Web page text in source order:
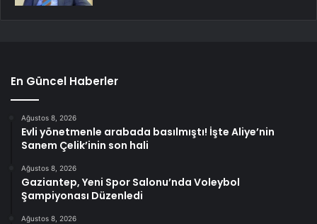
En Güncel Haberler
Ağustos 8, 2026
Evli yönetmenle arabada basılmıştı! İşte Aliye’nin
Sanem Çelik’inin son hali
Ağustos 8, 2026
Gaziantep, Yeni Spor Salonu’nda Voleybol
Şampiyonası Düzenledi
Ağustos 8, 2026